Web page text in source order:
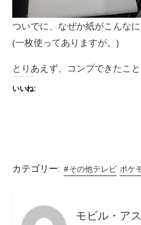
ついでに、なぜか紙がこんなに
(一枚使ってありますが。)
とりあえず、コンプできたこ
いいね:
カテゴリー: #その他テレビ ポケ
モビル・ア